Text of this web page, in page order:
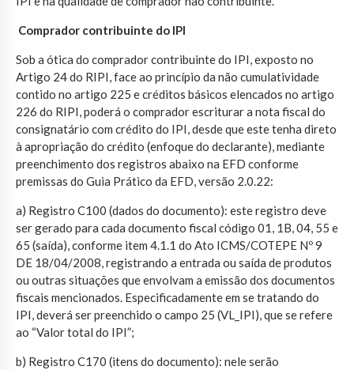
Comprador contribuinte do IPI
Sob a ótica do comprador contribuinte do IPI, exposto no
Artigo 24 do RIPI, face ao princípio da não cumulatividade
contido no artigo 225 e créditos básicos elencados no artigo
226 do RIPI, poderá o comprador escriturar a nota fiscal do
consignatário com crédito do IPI, desde que este tenha direto
à apropriação do crédito (enfoque do declarante), mediante
preenchimento dos registros abaixo na EFD conforme
premissas do Guia Prático da EFD, versão 2.0.22:
a) Registro C100 (dados do documento): este registro deve
ser gerado para cada documento fiscal código 01, 1B, 04, 55 e
65 (saída), conforme item 4.1.1 do Ato ICMS/COTEPE Nº 9
DE 18/04/2008, registrando a entrada ou saída de produtos
ou outras situações que envolvam a emissão dos documentos
fiscais mencionados. Especificadamente em se tratando do
IPI, deverá ser preenchido o campo 25 (VL_IPI), que se refere
ao “Valor total do IPI”;
b) Registro C170 (itens do documento): nele serão